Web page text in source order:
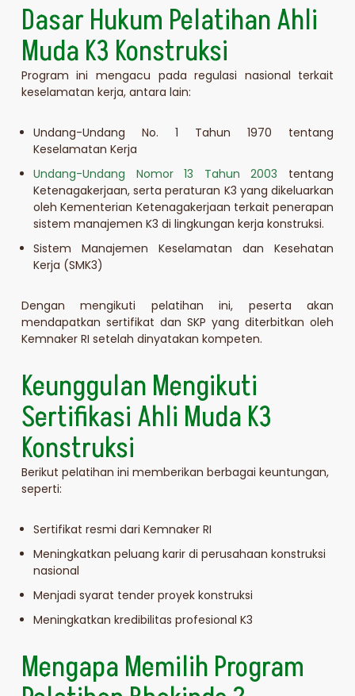
Dasar Hukum Pelatihan Ahli
Muda K3 Konstruksi
Program ini mengacu pada regulasi nasional terkait
keselamatan kerja, antara lain:
Undang-Undang No. 1 Tahun 1970 tentang
Keselamatan Kerja
Undang-Undang Nomor 13 Tahun 2003 tentang
Ketenagakerjaan, serta peraturan K3 yang dikeluarkan
oleh Kementerian Ketenagakerjaan terkait penerapan
sistem manajemen K3 di lingkungan kerja konstruksi.
Sistem Manajemen Keselamatan dan Kesehatan
Kerja (SMK3)
Dengan mengikuti pelatihan ini, peserta akan
mendapatkan sertifikat dan SKP yang diterbitkan oleh
Kemnaker RI setelah dinyatakan kompeten.
Keunggulan Mengikuti
Sertifikasi Ahli Muda K3
Konstruksi
Berikut pelatihan ini memberikan berbagai keuntungan,
seperti:
Sertifikat resmi dari Kemnaker RI
Meningkatkan peluang karir di perusahaan konstruksi
nasional
Menjadi syarat tender proyek konstruksi
Meningkatkan kredibilitas profesional K3
Mengapa Memilih Program